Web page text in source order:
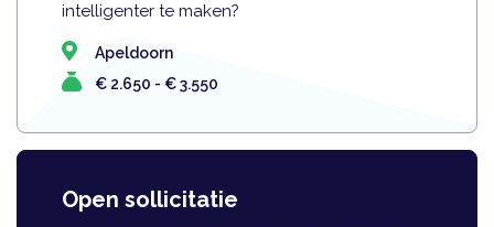
intelligenter te maken?
Apeldoorn
€ 2.650 - € 3.550
Open sollicitatie